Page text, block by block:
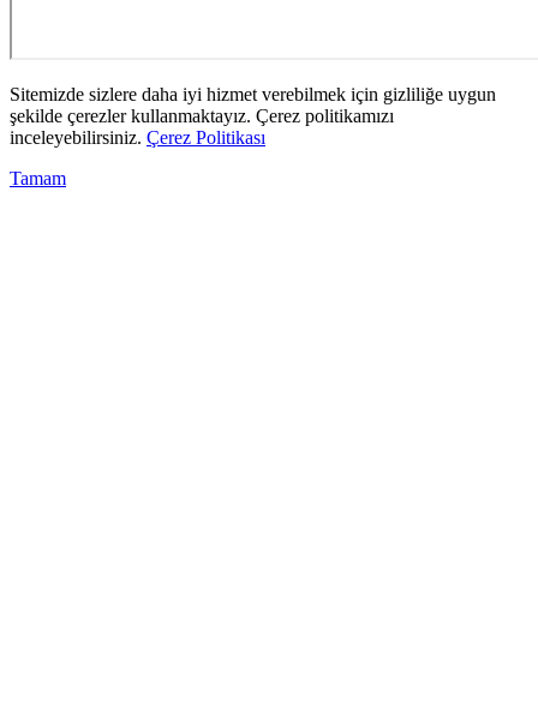
Sitemizde sizlere daha iyi hizmet verebilmek için gizliliğe uygun
şekilde çerezler kullanmaktayız. Çerez politikamızı
inceleyebilirsiniz. Çerez Politikası
Tamam